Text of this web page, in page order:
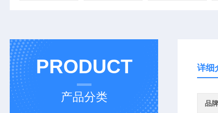
PRODUCT
产品分类
详细
品牌